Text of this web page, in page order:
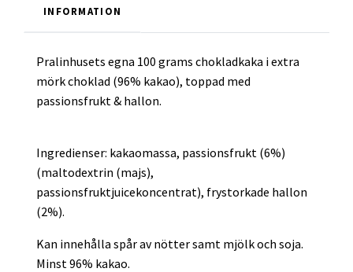
INFORMATION
Pralinhusets egna 100 grams chokladkaka i extra
mörk choklad (96% kakao), toppad med
passionsfrukt & hallon.
Ingredienser: kakaomassa, passionsfrukt (6%)
(maltodextrin (majs),
passionsfruktjuicekoncentrat), frystorkade hallon
(2%).
Kan innehålla spår av nötter samt mjölk och soja.
Minst 96% kakao.